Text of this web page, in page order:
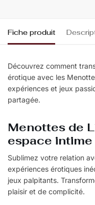
Fiche produit
Découvrez comment
érotique avec les
expériences et jeux
partagée.
Menottes de
espace intime
Sublimez votre relation
expériences érotiques
jeux palpitants.
plaisir et de complicité.